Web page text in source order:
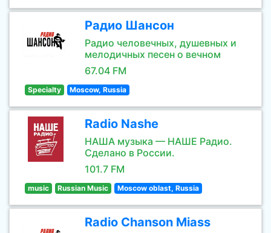
Радио Шансон
Радио человечных, душевных и
мелодичных песен о вечном
67.04 FM
Specialty Moscow, Russia
Radio Nashe
НАША музыка — НАШЕ Радио.
Сделано в России.
101.7 FM
music Russian Music Moscow oblast, Russia
Radio Chanson Miass